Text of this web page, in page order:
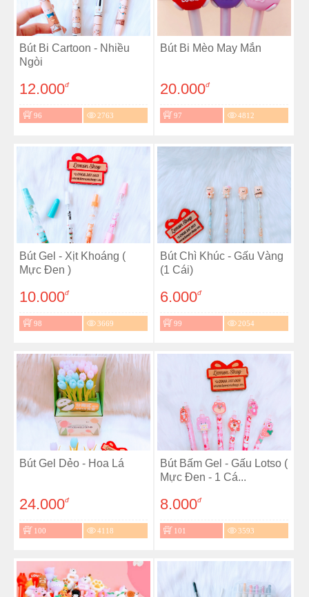
Bút Bi Cartoon - Nhiều
Ngòi
12.000đ
96 2763
Bút Bi Mèo May Mắn
20.000đ
97 4812
Bút Gel - Xịt Khoáng (
Mực Đen )
10.000đ
98 3669
Bút Chì Khúc - Gấu Vàng
(1 Cái)
6.000đ
99 2054
Bút Gel Dẻo - Hoa Lá
24.000đ
100 4118
Bút Bấm Gel - Gấu Lotso (
Mực Đen - 1 Cá...
8.000đ
101 3593